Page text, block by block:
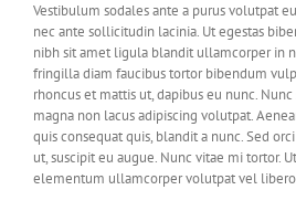
Vestibulum sodales ante a purus volutpat
nec ante sollicitudin lacinia. Ut egestas
nibh sit amet ligula blandit ullamcorper in
fringilla diam faucibus tortor bibendum
rhoncus et mattis ut, dapibus eu nunc.
magna non lacus adipiscing volutpat.
quis consequat quis, blandit a nunc. Sed
ut, suscipit eu augue. Nunc vitae mi tortor.
elementum ullamcorper volutpat vel